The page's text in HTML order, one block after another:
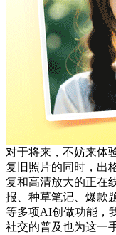
对于将来，不妨来体
复旧照片的同时，出
复和高清放大的正在
报、种草笔记、爆款
等多项AI创做功能，
社交的普及也为这一